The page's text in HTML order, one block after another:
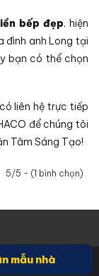
bếp đẹp, hiện
đình anh Long tại
bạn có thể chọn
liên hệ trực tiếp
để chúng tôi
Tâm Sáng Tạo!
5/5 - (1 bình chọn)
mẫu nhà